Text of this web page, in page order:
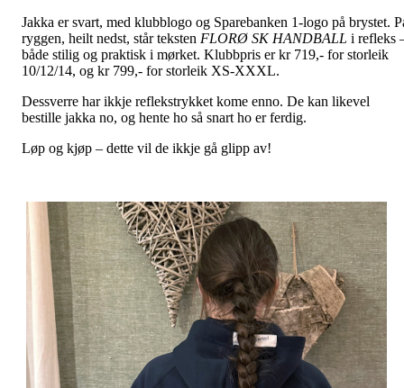
Jakka er svart, med klubblogo og Sparebanken 1-logo på brystet.
ryggen, heilt nedst, står teksten FLORØ SK HANDBALL i refleks
både stilig og praktisk i mørket. Klubbpris er kr 719,- for storleik
10/12/14, og kr 799,- for storleik XS-XXXL.
Dessverre har ikkje reflekstrykket kome enno. De kan likevel
bestille jakka no, og hente ho så snart ho er ferdig.
Løp og kjøp – dette vil de ikkje gå glipp av!